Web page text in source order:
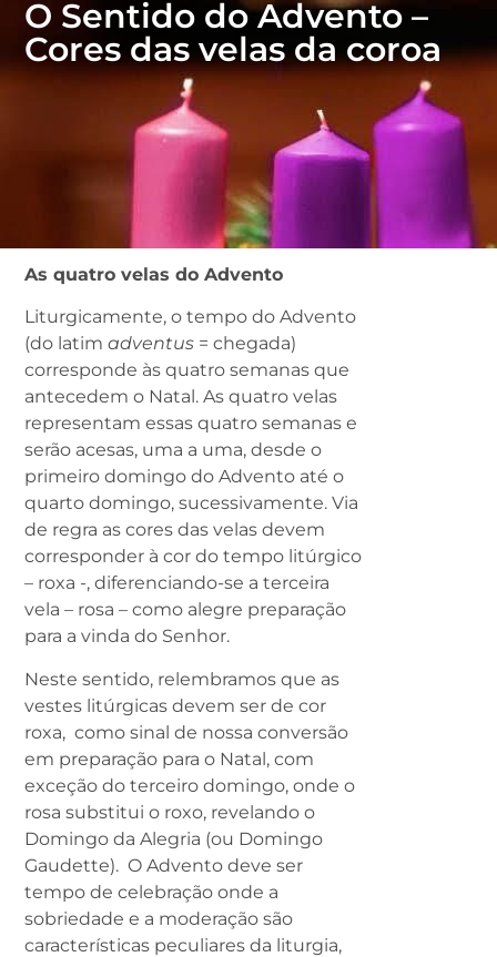
O Sentido do Advento –
Cores das velas da coroa
As quatro velas do Advento
Liturgicamente, o tempo do Advento
(do latimadventus = chegada)
corresponde às quatro semanas que
antecedem o Natal. As quatro velas
representam essas quatro semanas e
serão acesas, uma a uma, desde o
primeiro domingo do Advento até o
quarto domingo, sucessivamente. Via
de regra as cores das velas devem
corresponder à cor do tempo litúrgico
– roxa -, diferenciando-se a terceira
vela – rosa – como alegre preparação
para a vinda do Senhor.
Neste sentido, relembramos que as
vestes litúrgicas devem ser de cor
roxa, como sinal de nossa conversão
em preparação para o Natal, com
exceção do terceiro domingo, onde o
rosa substitui o roxo, revelando o
Domingo da Alegria (ou Domingo
Gaudette). O Advento deve ser
tempo de celebração onde a
sobriedade e a moderação são
características peculiares da liturgia,